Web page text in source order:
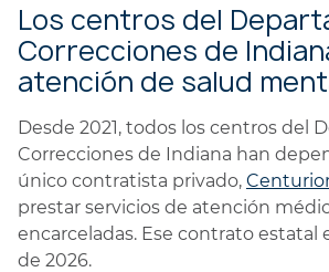
Los centros del
Correcciones de
atención de salud
Desde 2021, todos los centros del
Correcciones de Indiana han
único contratista privado,
prestar servicios de atención
encarceladas. Ese contrato estatal
de 2026.